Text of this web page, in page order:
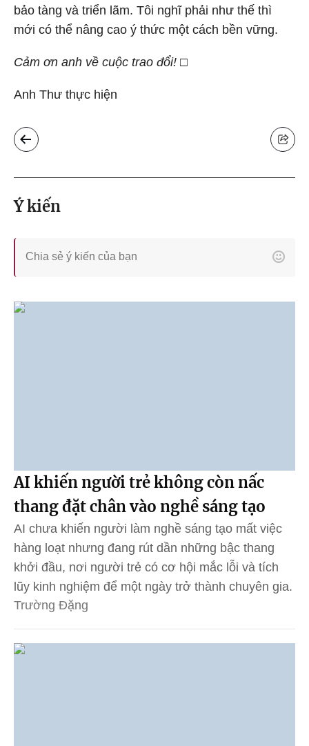
bảo tàng và triển lãm. Tôi nghĩ phải như thế thì
mới có thể nâng cao ý thức một cách bền vững.
Cảm ơn anh về cuộc trao đổi! □
Anh Thư thực hiện
Ý kiến
AI khiến người trẻ không còn nấc
thang đặt chân vào nghề sáng tạo
AI chưa khiến người làm nghề sáng tạo mất việc
hàng loạt nhưng đang rút dần những bậc thang
khởi đầu, nơi người trẻ có cơ hội mắc lỗi và tích
lũy kinh nghiệm để một ngày trở thành chuyên gia.
Trường Đặng